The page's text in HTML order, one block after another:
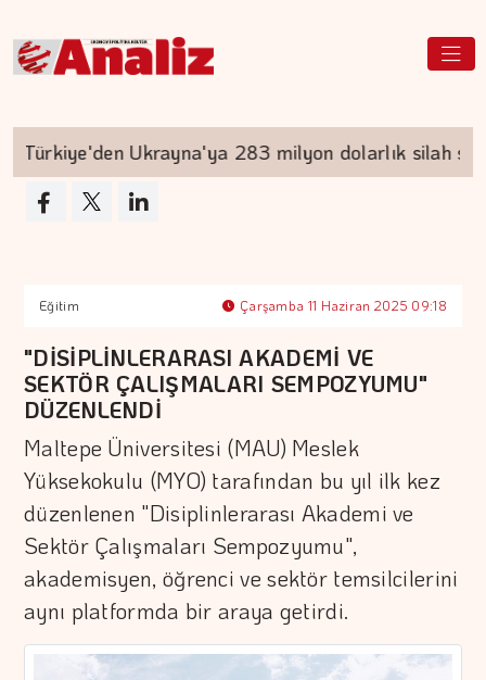
Ukrayna'ya 283 milyon dolarlık silah
Eğitim Çarşamba 11 Haziran 2025 09:18
"DİSİPLİNLERARASI AKADEMİ VE
SEKTÖR ÇALIŞMALARI SEMPOZYUMU"
DÜZENLENDİ
Maltepe Üniversitesi (MAU) Meslek
Yüksekokulu (MYO) tarafından bu yıl ilk kez
düzenlenen "Disiplinlerarası Akademi ve
Sektör Çalışmaları Sempozyumu",
akademisyen, öğrenci ve sektör temsilcilerini
aynı platformda bir araya getirdi.